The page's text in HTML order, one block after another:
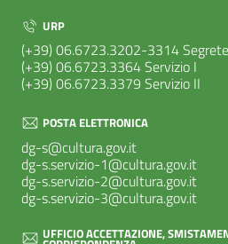
URP
(+39) 06.6723.3202-3314
(+39) 06.6723.3364 Servizio I
(+39) 06.6723.3379 Servizio II
POSTA ELETTRONICA
dg-s@cultura.gov.it
dg-s.servizio-1@cultura.gov.it
dg-s.servizio-2@cultura.gov.it
dg-s.servizio-3@cultura.gov.it
UFFICIO ACCETTAZIONE,